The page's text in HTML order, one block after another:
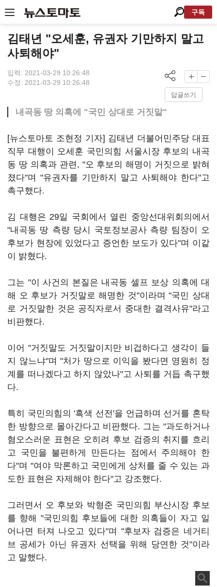
구독
김태년 "오세훈, 유권자 기만하지 말고
사퇴해야"
입력: 2021-03-29 10:26:48
수정: 2021-03-29 10:26:48
답글쓰기
내곡동 땅 의혹에 "국민 상대로 거짓말"
[뉴스토마토 조현정 기자] 김태년 더불어민주당 대표
직무 대행이 오세훈 국민의힘 서울시장 후보의 내곡
동 땅 의혹과 관련, "오 후보의 해명이 거짓으로 밝혀
졌다"며 "유권자를 기만하지 말고 사퇴해야 한다"고
촉구했다.
김 대행은 29일 국회에서 열린 중앙선대위회의에서
"내곡동 땅 측량 당시 국토정보공사 측량 팀장이 오
후보가 현장에 있었다고 증언한 보도가 있다"며 이같
이 밝혔다.
그는 "이 사건의 본질은 내곡동 셀프 보상 의혹에 대
해 오 후보가 거짓말로 해명한 것"이라며 "국민 상대
로 거짓말한 것은 공직자로서 중대한 결격사유"라고
비판했다.
이어 "거짓말도 거짓말이지만 비겁하다고 생각이 들
지 않느냐"며 "처가 땅으로 이익을 봤다면 영원히 정
계를 떠나겠다고 하지 않았나"고 사퇴를 거듭 촉구했
다.
특히 국민의힘의 '흑색 선전'을 언급하며 선거를 혼탁
한 방향으로 몰아간다고 비판했다. 그는 "과도하거나
혐오스러운 표현은 오히려 후보 검증의 취지를 흐리
고 국민을 불편하게 만든다는 점에서 주의해야 한
다"며 "여야 막론하고 국민에게 상처를 줄 수 있는 과
도한 표현은 자제해야 한다"고 강조했다.
그러면서 오 후보와 박형준 국민의힘 부산시장 후보
를 향해 "국민의힘 후보들에 대한 의혹들이 자고 일
어나면 터져 나오고 있다"며 "후보자 검증은 네거티
브 공세가 아닌 유권자 선택을 위해 당연한 것"이라
고 말했다.